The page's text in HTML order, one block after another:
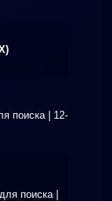
поиска | 12-
поиска |